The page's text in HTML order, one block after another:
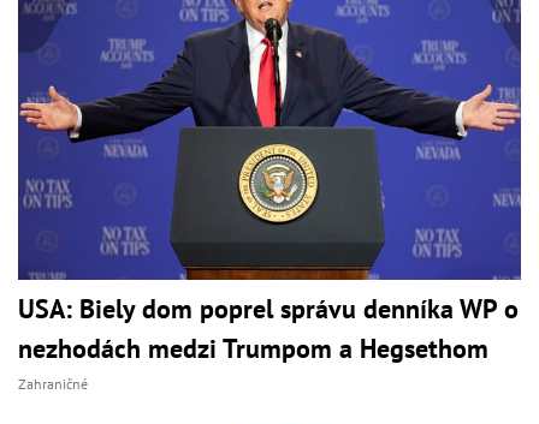
USA: Biely dom poprel správu denníka WP o
nezhodách medzi Trumpom a Hegsethom
Zahraničné